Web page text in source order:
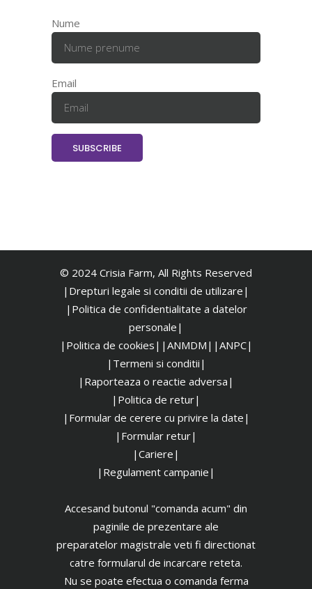
Nume
Email
© 2024 Crisia Farm, All Rights Reserved
|Drepturi legale si conditii de utilizare|
| Politica de confidentialitate a datelor
personale|
|Politica de cookies| |ANMDM| |ANPC|
|Termeni si conditii|
|Raporteaza o reactie adversa|
|Politica de retur|
|Formular de cerere cu privire la date|
|Formular retur|
|Cariere|
|Regulament campanie|
Accesand butonul "comanda acum" din
paginile de prezentare ale
preparatelor magistrale veti fi directionat
catre formularul de incarcare reteta.
Nu se poate efectua o comanda ferma